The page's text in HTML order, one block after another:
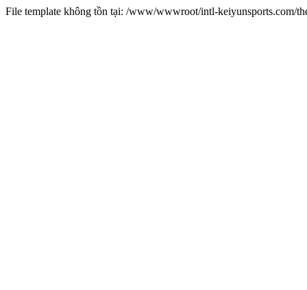
File template không tồn tại: /www/wwwroot/intl-keiyunsports.com/